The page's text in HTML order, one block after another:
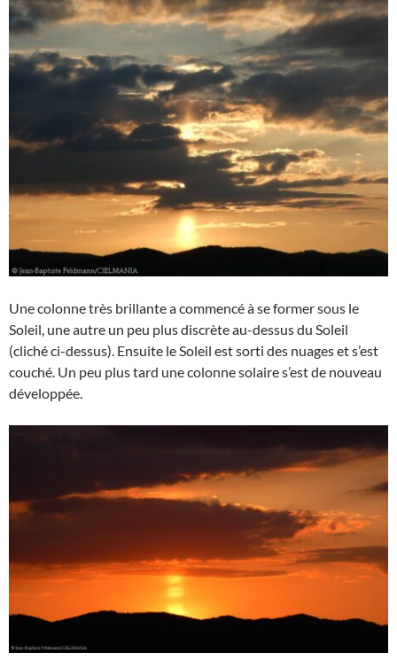
Une colonne très brillante a commencé à se former sous le
Soleil, une autre un peu plus discrète au-dessus du Soleil
(cliché ci-dessus). Ensuite le Soleil est sorti des nuages et s’est
couché. Un peu plus tard une colonne solaire s’est de nouveau
développée.